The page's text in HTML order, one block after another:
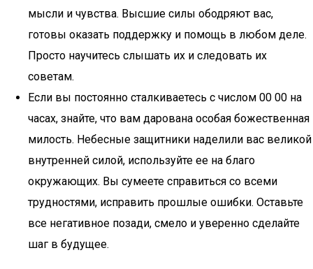
мысли и чувства. Высшие силы ободряют вас,
готовы оказать поддержку и помощь в любом деле.
Просто научитесь слышать их и следовать их
советам.
Если вы постоянно сталкиваетесь с числом 00 00 на
часах, знайте, что вам дарована особая божественная
милость. Небесные защитники наделили вас великой
внутренней силой, используйте ее на благо
окружающих. Вы сумеете справиться со всеми
трудностями, исправить прошлые ошибки. Оставьте
все негативное позади, смело и уверенно сделайте
шаг в будущее.